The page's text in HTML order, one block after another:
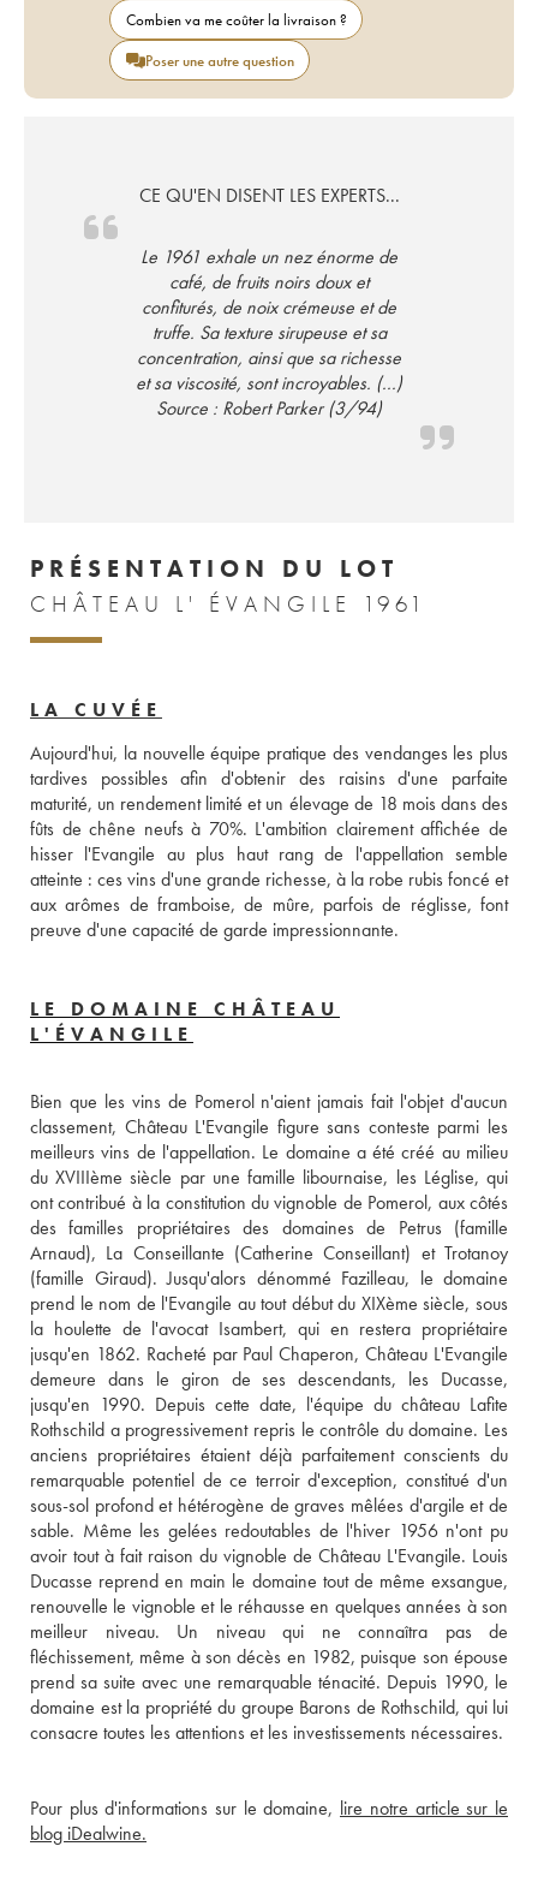
Combien va me coûter la livraison ?
Poser une autre question
CE QU'EN DISENT LES EXPERTS...
Le 1961 exhale un nez énorme de
café, de fruits noirs doux et
confiturés, de noix crémeuse et de
truffe. Sa texture sirupeuse et sa
concentration, ainsi que sa richesse
et sa viscosité, sont incroyables. (...)
Source : Robert Parker (3/94)
PRÉSENTATION DU LOT
CHÂTEAU L' ÉVANGILE 1961
LA CUVÉE
Aujourd'hui, la nouvelle équipe pratique des vendanges les plus
tardives possibles afin d'obtenir des raisins d'une parfaite
maturité, un rendement limité et un élevage de 18 mois dans des
fûts de chêne neufs à 70%. L'ambition clairement affichée de
hisser l'Evangile au plus haut rang de l'appellation semble
atteinte : ces vins d'une grande richesse, à la robe rubis foncé et
aux arômes de framboise, de mûre, parfois de réglisse, font
preuve d'une capacité de garde impressionnante.
LE DOMAINE CHÂTEAU
L'ÉVANGILE
Bien que les vins de Pomerol n'aient jamais fait l'objet d'aucun
classement, Château L'Evangile figure sans conteste parmi les
meilleurs vins de l'appellation. Le domaine a été créé au milieu
du XVIIIème siècle par une famille libournaise, les Léglise, qui
ont contribué à la constitution du vignoble de Pomerol, aux côtés
des familles propriétaires des domaines de Petrus (famille
Arnaud), La Conseillante (Catherine Conseillant) et Trotanoy
(famille Giraud). Jusqu'alors dénommé Fazilleau, le domaine
prend le nom de l'Evangile au tout début du XIXème siècle, sous
la houlette de l'avocat Isambert, qui en restera propriétaire
jusqu'en 1862. Racheté par Paul Chaperon, Château L'Evangile
demeure dans le giron de ses descendants, les Ducasse,
jusqu'en 1990. Depuis cette date, l'équipe du château Lafite
Rothschild a progressivement repris le contrôle du domaine. Les
anciens propriétaires étaient déjà parfaitement conscients du
remarquable potentiel de ce terroir d'exception, constitué d'un
sous-sol profond et hétérogène de graves mêlées d'argile et de
sable. Même les gelées redoutables de l'hiver 1956 n'ont pu
avoir tout à fait raison du vignoble de Château L'Evangile. Louis
Ducasse reprend en main le domaine tout de même exsangue,
renouvelle le vignoble et le réhausse en quelques années à son
meilleur niveau. Un niveau qui ne connaîtra pas de
fléchissement, même à son décès en 1982, puisque son épouse
prend sa suite avec une remarquable ténacité. Depuis 1990, le
domaine est la propriété du groupe Barons de Rothschild, qui lui
consacre toutes les attentions et les investissements nécessaires.
Pour plus d'informations sur le domaine, lire notre article sur le
blog iDealwine.